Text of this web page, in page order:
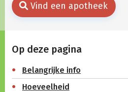
Vind een apotheek
Op deze pagina
Belangrijke info
Hoeveelheid